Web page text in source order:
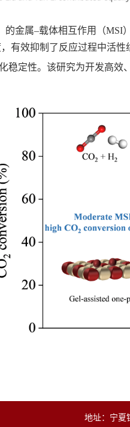
金属–载体相互作用（
有效抑制了反应过程中活
稳定性。该研究为开发高效
地址：宁夏